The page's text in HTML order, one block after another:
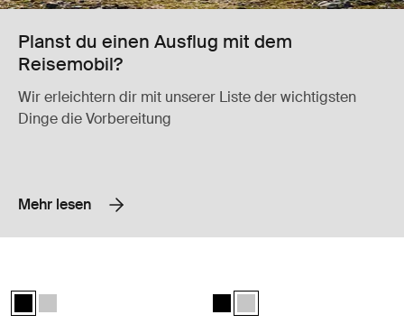
Planst du einen Ausflug mit dem
Reisemobil?
Wir erleichtern dir mit unserer Liste der wichtigsten
Dinge die Vorbereitung
Mehr lesen
Thule Excellent Standard Black Schwarz (selected)
Thule Excellent Standard EloxiertThule Excellent Standard Black
Thule Excellent Standard